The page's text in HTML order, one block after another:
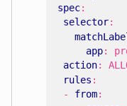
spec:
selector:
app:
action:
rules :
- from: